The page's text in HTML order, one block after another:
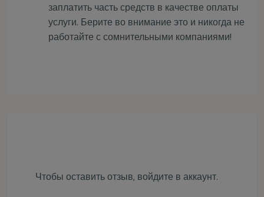
заплатить часть средств в качестве оплаты
услуги. Берите во внимание это и никогда не
работайте с сомнительными компаниями!
Чтобы оставить отзыв, войдите в аккаунт.